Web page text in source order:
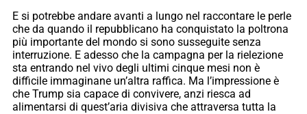
E si potrebbe andare avanti a lungo nel raccontare le perle
che da quando il repubblicano ha conquistato la poltrona
più importante del mondo si sono susseguite senza
interruzione. E adesso che la campagna per la rielezione
sta entrando nel vivo degli ultimi cinque mesi non è
difficile immaginane un’altra raffica. Ma l’impressione è
che Trump sia capace di convivere, anzi riesca ad
alimentarsi di quest’aria divisiva che attraversa tutta la